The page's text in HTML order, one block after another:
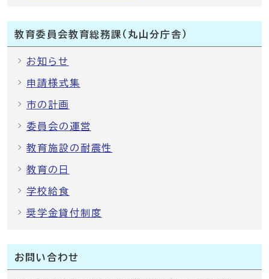
教育委員会教育総務課（丸山分庁舎）
お知らせ
申請様式集
市の計画
委員会の運営
教育施設の耐震性
教育の日
学校給食
奨学金貸付制度
お問い合わせ